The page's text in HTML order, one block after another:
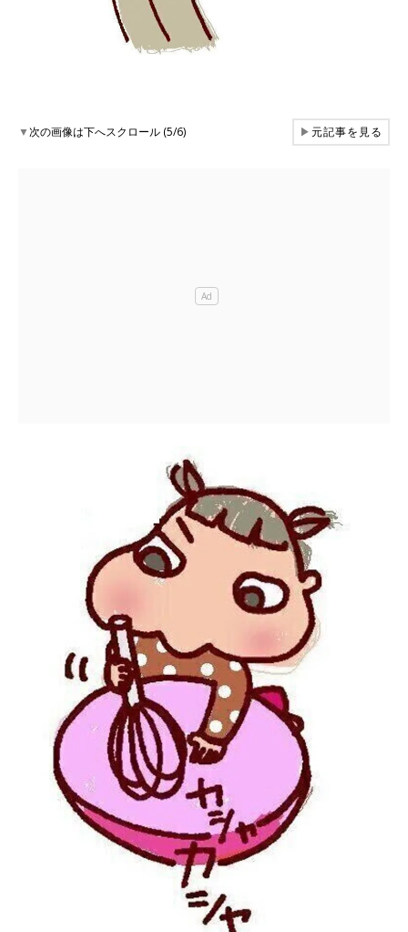
▼次の画像は下へスクロール (5/6) ▶元記事を見る